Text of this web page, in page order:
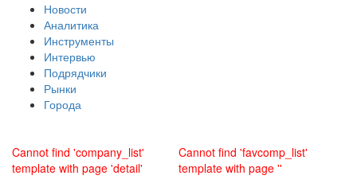
Новости
Аналитика
Инструменты
Интервью
Подрядчики
Рынки
Города
Cannot find 'company_list'
template with page 'detail'
Cannot find 'favcomp_list'
template with page ''